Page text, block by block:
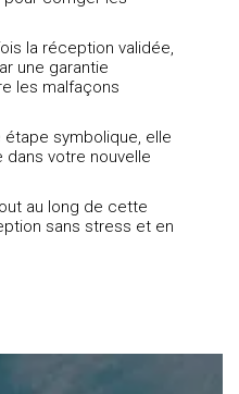
la réception validée,
une garantie
les malfaçons
symbolique, elle
votre nouvelle
au long de cette
sans stress et en